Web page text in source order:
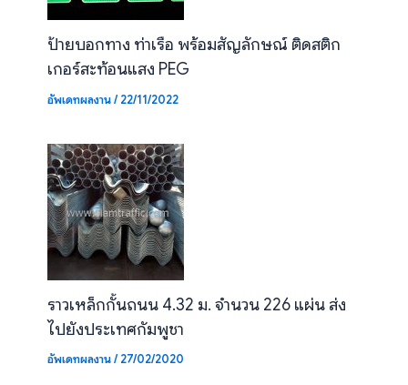
ป้ายบอกทาง ท่าเรือ พร้อมสัญลักษณ์ ติดสติก
เกอร์สะท้อนแสง PEG
อัพเดทผลงาน/22/11/2022
ราวเหล็กกั้นถนน 4.32 ม. จำนวน 226 แผ่น ส่ง
ไปยังประเทศกัมพูชา
อัพเดทผลงาน/27/02/2020